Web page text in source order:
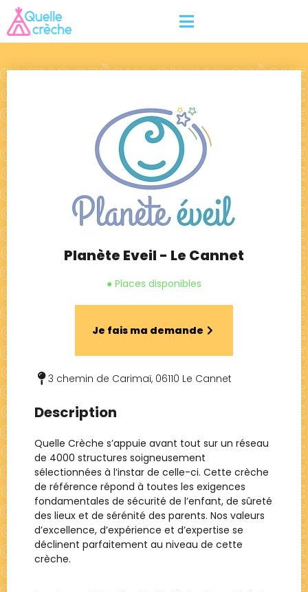
Planète Eveil - Le Cannet
● Places disponibles
Je fais ma demande
3 chemin de Carimaï, 06110 Le Cannet
Description
Quelle Crèche s’appuie avant tout sur un réseau
de 4000 structures soigneusement
sélectionnées à l’instar de celle-ci. Cette crèche
de référence répond à toutes les exigences
fondamentales de sécurité de l’enfant, de sûreté
des lieux et de sérénité des parents. Nos valeurs
d’excellence, d’expérience et d’expertise se
déclinent parfaitement au niveau de cette
crèche.